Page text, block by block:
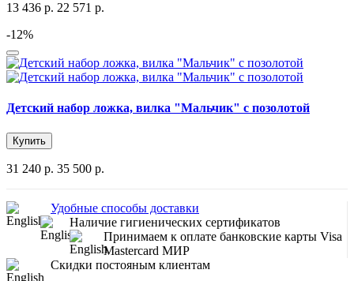
13 436 р. 22 571 р.
-12%
Детский набор ложка, вилка "Мальчик" с позолотой
Купить
31 240 р. 35 500 р.
Удобные способы доставки
Наличие гигиенических сертификатов
Принимаем к оплате банковские карты Visa
Mastercard МИР
Скидки постояным клиентам